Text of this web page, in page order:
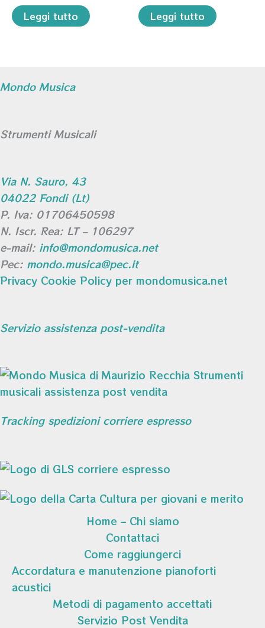
Leggi tutto Leggi tutto
Mondo Musica
Strumenti Musicali
Via N. Sauro, 43
04022 Fondi (Lt)
P. Iva: 01706450598
N. Iscr. Rea: LT – 106297
e-mail: info@mondomusica.net
Pec: mondo.musica@pec.it
Privacy Cookie Policy per mondomusica.net
Servizio assistenza post-vendita
Tracking spedizioni corriere espresso
Home – Chi siamo
Contattaci
Come raggiungerci
Accordatura e manutenzione pianoforti
acustici
Metodi di pagamento accettati
Servizio Post Vendita